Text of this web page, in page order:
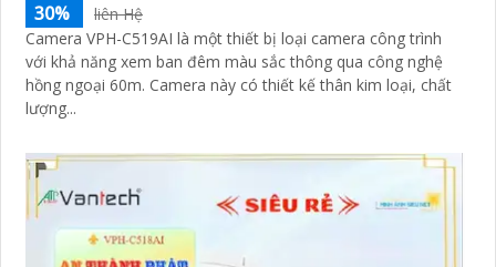
30%
liên Hệ
Camera VPH-C519AI là một thiết bị loại camera công trình
với khả năng xem ban đêm màu sắc thông qua công nghệ
hồng ngoại 60m. Camera này có thiết kế thân kim loại, chất
lượng...